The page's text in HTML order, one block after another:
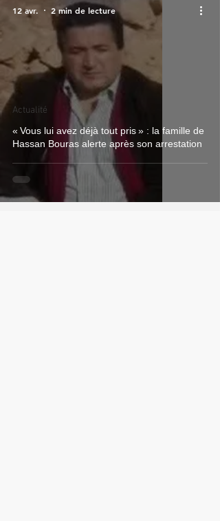
« Vous lui avez déjà tout pris » : la famille de
Hassan Bouras alerte après son arrestation
Actualité
12 avr. 2 min de lecture